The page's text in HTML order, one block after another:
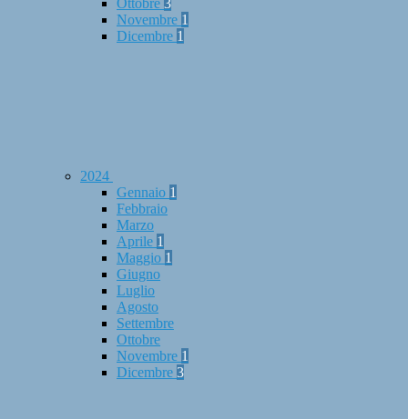
Ottobre 3
Novembre 1
Dicembre 1
2024
Gennaio 1
Febbraio
Marzo
Aprile 1
Maggio 1
Giugno
Luglio
Agosto
Settembre
Ottobre
Novembre 1
Dicembre 3